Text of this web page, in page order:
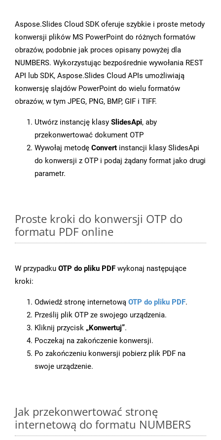
Aspose.Slides Cloud SDK oferuje szybkie i proste metody
konwersji plików MS PowerPoint do różnych formatów
obrazów, podobnie jak proces opisany powyżej dla
NUMBERS. Wykorzystując bezpośrednie wywołania REST
API lub SDK, Aspose.Slides Cloud APIs umożliwiają
konwersję slajdów PowerPoint do wielu formatów
obrazów, w tym JPEG, PNG, BMP, GIF i TIFF.
Utwórz instancję klasy SlidesApi, aby
przekonwertować dokument OTP
Wywołaj metodę Convert instancji klasy SlidesApi
do konwersji z OTP i podaj żądany format jako drugi
parametr.
Proste kroki do konwersji OTP do
formatu PDF online
W przypadku OTP do pliku PDF wykonaj następujące
kroki:
Odwiedź stronę internetową OTP do pliku PDF.
Prześlij plik OTP ze swojego urządzenia.
Kliknij przycisk „Konwertuj”.
Poczekaj na zakończenie konwersji.
Po zakończeniu konwersji pobierz plik PDF na
swoje urządzenie.
Jak przekonwertować stronę
internetową do formatu NUMBERS